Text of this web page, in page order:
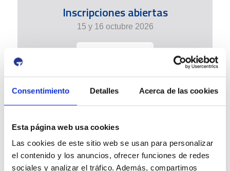
Consentimiento Detalles Acerca de las cookies
Esta página web usa cookies
Las cookies de este sitio web se usan para personalizar
el contenido y los anuncios, ofrecer funciones de redes
sociales y analizar el tráfico. Además, compartimos
Inscripciones abiertas
15 y 16 octubre 2026